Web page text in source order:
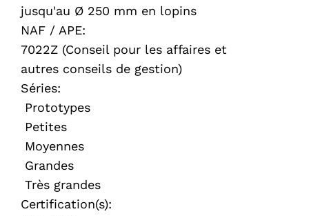
jusqu'au Ø 250 mm en lopins
NAF / APE:
7022Z (Conseil pour les affaires et
autres conseils de gestion)
Séries:
Prototypes
Petites
Moyennes
Grandes
Très grandes
Certification(s):